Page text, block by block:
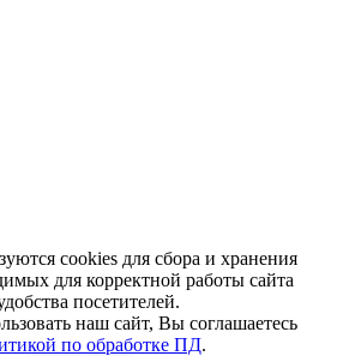
cookies для сбора и хранения
для корректной работы сайта
посетителей.
наш сайт, Вы соглашаетесь
по обработке ПД.